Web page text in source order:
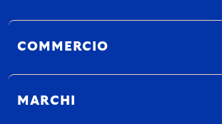
COMMERCIO
MARCHI